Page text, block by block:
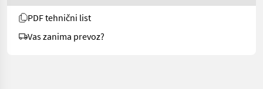
PDF tehnični list
Vas zanima prevoz?